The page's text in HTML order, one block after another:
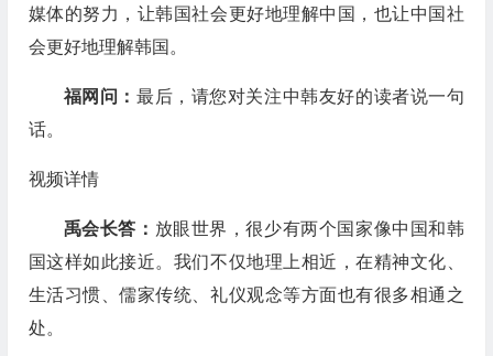
媒体的努力，让韩国社会更好地理解中国，也让中国社
会更好地理解韩国。
福网问： 最后，请您对关注中韩友好的读者说一句
话。
视频详情
禹会长答： 放眼世界，很少有两个国家像中国和韩
国这样如此接近。我们不仅地理上相近，在精神文化、
生活习惯、儒家传统、礼仪观念等方面也有很多相通之
处。